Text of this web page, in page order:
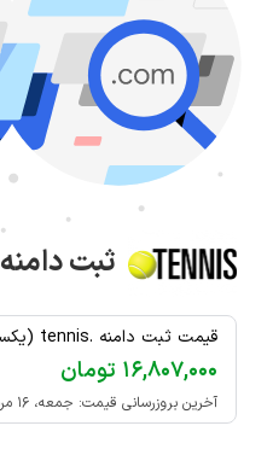
ثبت دامنه
قیمت ثبت دامنه .tennis (یکساله):
۱۶,۸۰۷,۰۰۰ تومان
آخرین بروزرسانی قیمت: جمعه، ۱۶ مرداد ۱۴۰۵